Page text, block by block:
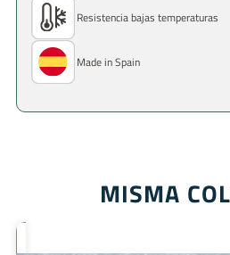
Resistencia bajas temperaturas
Made in Spain
MISMA